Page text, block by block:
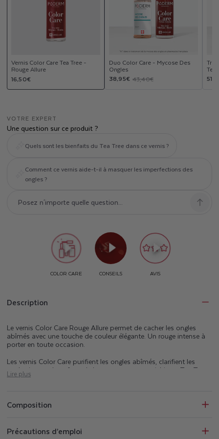
Vernis Color Care Tea Tree -
Rouge Allure
Prix
habituel
16,50€
Duo Color Care - Mycose Des
Ongles
Prix
38,95€
Prix 43,40€
Trio
Tea
Prix
Prix
VOTRE EXPERT
Une question sur ce produit ?
Quels sont les bienfaits du Tea Tree dans ce vernis ?
Comment ce vernis aide-t-il à masquer les imperfections des
ongles ?
Description
Le vernis Color Care Rouge Allure permet de cacher les ongles
abîmés avec une touche de couleur élégante. Un rouge intense à
porter en toute occasion.
Les vernis Color Care purifient les ongles abîmés, clarifient les
ongles jaunes. Leur formule longue tenue est enrichie en Tea Tree
reconnu pour ses propriétés purifiantes, ainsi qu’en Silicium et
Parfaitement opaques, les vernis
Care protègent également
gamme Color Care pour la manucure est composée d’une
basecoat, de 25teintes de vernis purifiants, d'un top et d'un
Lire plus
Composition
Précautions d’emploi